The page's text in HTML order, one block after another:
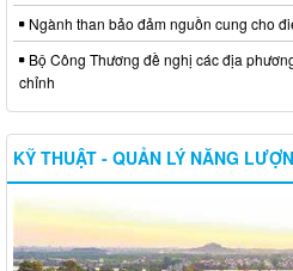
Ngành than bảo đảm nguồn cung cho
Bộ Công Thương đề nghị các địa
chỉnh
KỸ THUẬT - QUẢN LÝ NĂNG